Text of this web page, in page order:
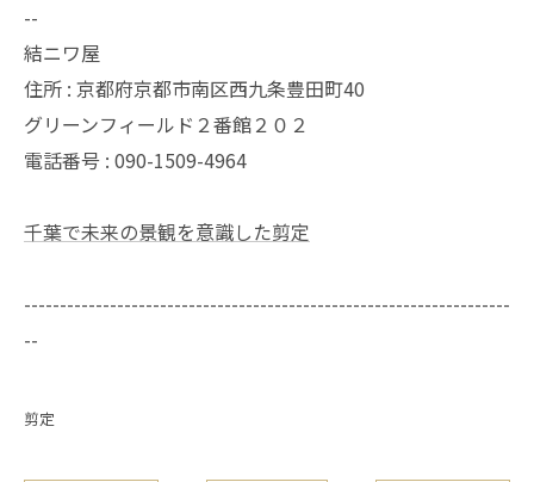
--
結ニワ屋
住所 : 京都府京都市南区西九条豊田町40
グリーンフィールド２番館２０２
電話番号 : 090-1509-4964
千葉で未来の景観を意識した剪定
--------------------------------------------------------------------
--
剪定